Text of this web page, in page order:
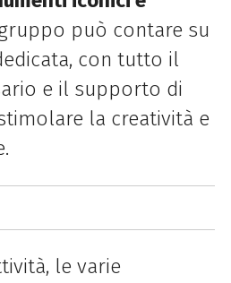
può contare su
con tutto il
e il supporto di
la creatività e
le varie